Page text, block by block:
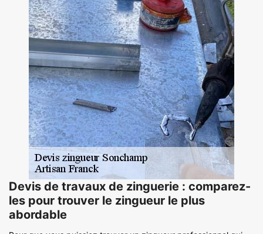
Devis de travaux de zinguerie : comparez-
les pour trouver le zingueur le plus
abordable